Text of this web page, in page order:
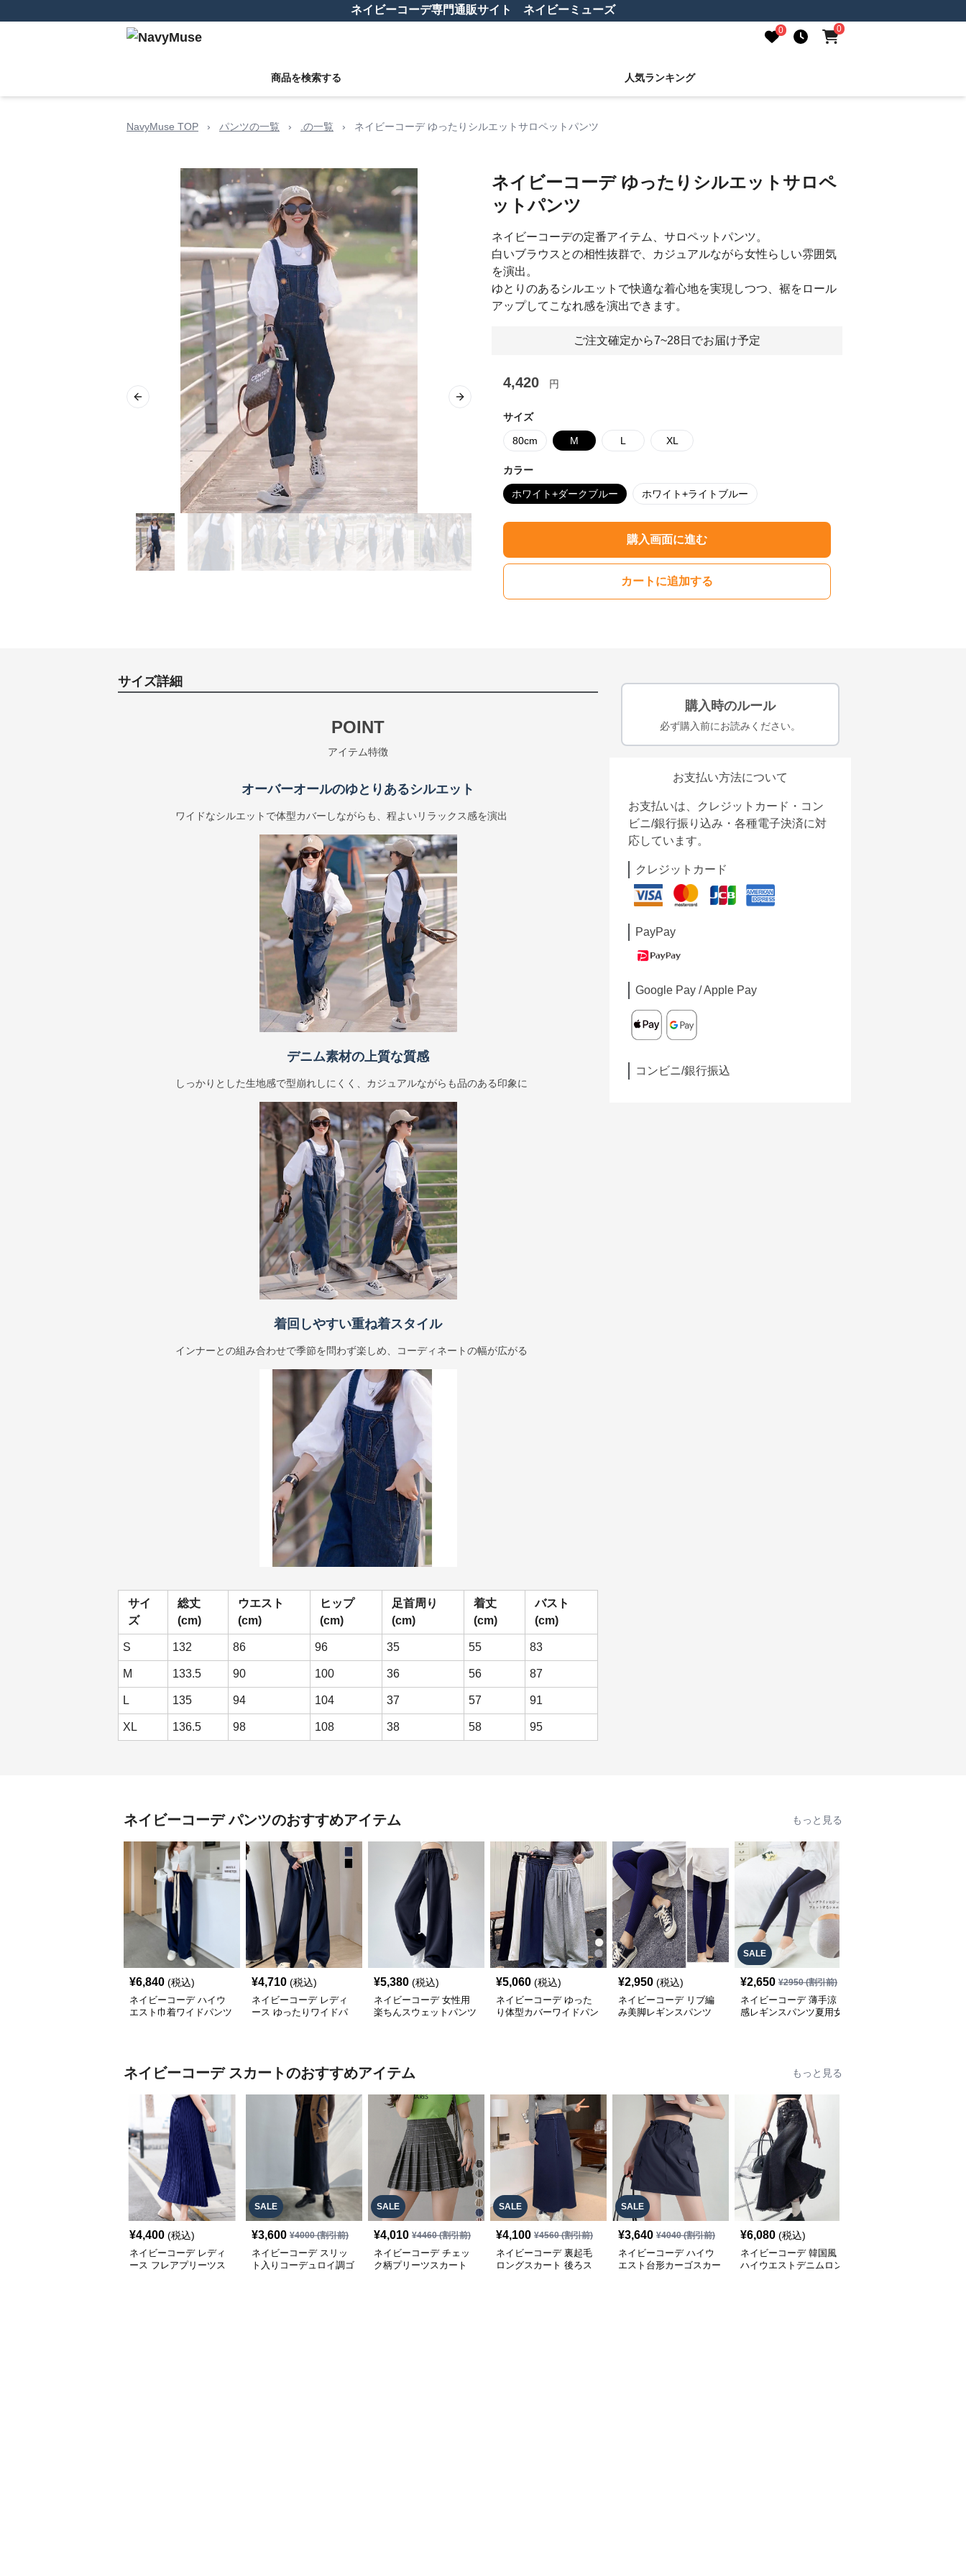
ネイビーコーデ専門通販サイト ネイビーミューズ
0 0
商品を検索する 人気ランキング
NavyMuse TOP › パンツの一覧 › .の一覧 › ネイビーコーデ ゆったりシルエットサロペットパンツ
Previous slide Next slide
ネイビーコーデ ゆったりシルエットサロペ
ットパンツ
ネイビーコーデの定番アイテム、サロペットパンツ。
白いブラウスとの相性抜群で、カジュアルながら女性らしい雰囲気
を演出。
ゆとりのあるシルエットで快適な着心地を実現しつつ、裾をロール
アップしてこなれ感を演出できます。
ご注文確定から7~28日でお届け予定
4,420 円
サイズ
80cm M L XL
カラー
ホワイト+ダークブルー ホワイト+ライトブルー
購入画面に進む
カートに追加する
サイズ詳細
POINT
アイテム特徴
オーバーオールのゆとりあるシルエット
ワイドなシルエットで体型カバーしながらも、程よいリラックス感を演出
デニム素材の上質な質感
しっかりとした生地感で型崩れしにくく、カジュアルながらも品のある印象に
着回しやすい重ね着スタイル
インナーとの組み合わせで季節を問わず楽しめ、コーディネートの幅が広がる
サイ
ズ
総丈
(cm)
ウエスト
(cm)
ヒップ
(cm)
足首周り
(cm)
着丈
(cm)
バスト
(cm)
S 132 86 96 35 55 83
M 133.5 90 100 36 56 87
L 135 94 104 37 57 91
XL 136.5 98 108 38 58 95
購入時のルール
必ず購入前にお読みください。
お支払い方法について
お支払いは、クレジットカード・コン
ビニ/銀行振り込み・各種電子決済に対
応しています。
クレジットカード
PayPay
Google Pay / Apple Pay
コンビニ/銀行振込
ネイビーコーデ パンツのおすすめアイテム もっと見る
¥6,840 (税込)
ネイビーコーデ ハイウ
エスト巾着ワイドパンツ
¥4,710 (税込)
ネイビーコーデ レディ
ース ゆったりワイドパ
¥5,380 (税込)
ネイビーコーデ 女性用
楽ちんスウェットパンツ
¥5,060 (税込)
ネイビーコーデ ゆった
り体型カバーワイドパン
¥2,950 (税込)
ネイビーコーデ リブ編
み美脚レギンスパンツ
SALE
¥2,650 ¥2950(割引前)
ネイビーコーデ 薄手涼
感レギンスパンツ夏用女
ネイビーコーデ スカートのおすすめアイテム もっと見る
¥4,400 (税込)
ネイビーコーデ レディ
ース フレアプリーツス
SALE
¥3,600 ¥4000(割引前)
ネイビーコーデ スリッ
ト入りコーデュロイ調ゴ
SALE
¥4,010 ¥4460(割引前)
ネイビーコーデ チェッ
ク柄プリーツスカート
SALE
¥4,100 ¥4560(割引前)
ネイビーコーデ 裏起毛
ロングスカート 後ろス
SALE
¥3,640 ¥4040(割引前)
ネイビーコーデ ハイウ
エスト台形カーゴスカー
¥6,080 (税込)
ネイビーコーデ 韓国風
ハイウエストデニムロン